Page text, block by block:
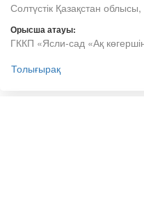
Солтүстік Қазақстан облысы,
Орысша атауы:
ГККП «Ясли-сад «Ақ
Толығырақ